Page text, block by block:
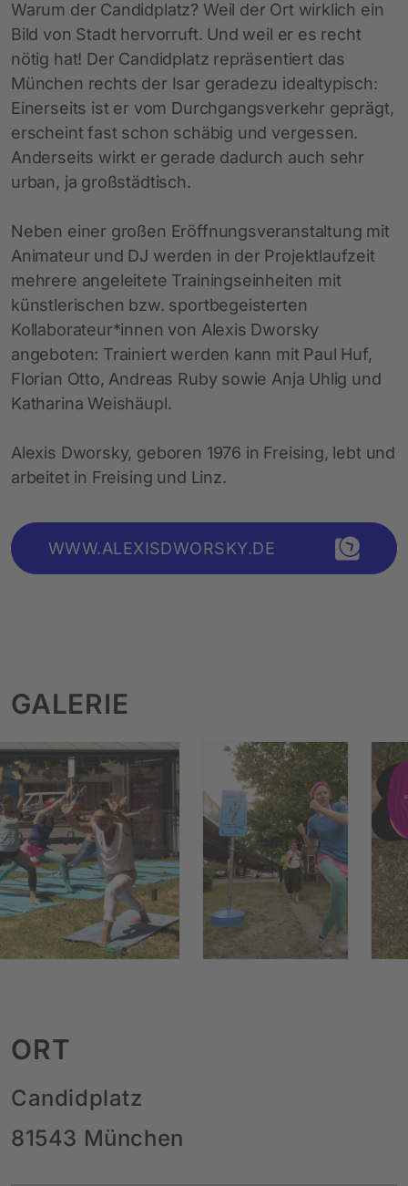
Warum der Candidplatz? Weil der Ort wirklich ein
Bild von Stadt hervorruft. Und weil er es recht
nötig hat! Der Candidplatz repräsentiert das
München rechts der Isar geradezu idealtypisch:
Einerseits ist er vom Durchgangsverkehr geprägt,
erscheint fast schon schäbig und vergessen.
Anderseits wirkt er gerade dadurch auch sehr
urban, ja großstädtisch.
Neben einer großen Eröffnungsveranstaltung mit
Animateur und DJ werden in der Projektlaufzeit
mehrere angeleitete Trainingseinheiten mit
künstlerischen bzw. sportbegeisterten
Kollaborateur*innen von Alexis Dworsky
angeboten: Trainiert werden kann mit Paul Huf,
Florian Otto, Andreas Ruby sowie Anja Uhlig und
Katharina Weishäupl.
Alexis Dworsky, geboren 1976 in Freising, lebt und
arbeitet in Freising und Linz.
WWW.ALEXISDWORSKY.DE
GALERIE
ORT
Candidplatz
81543 München